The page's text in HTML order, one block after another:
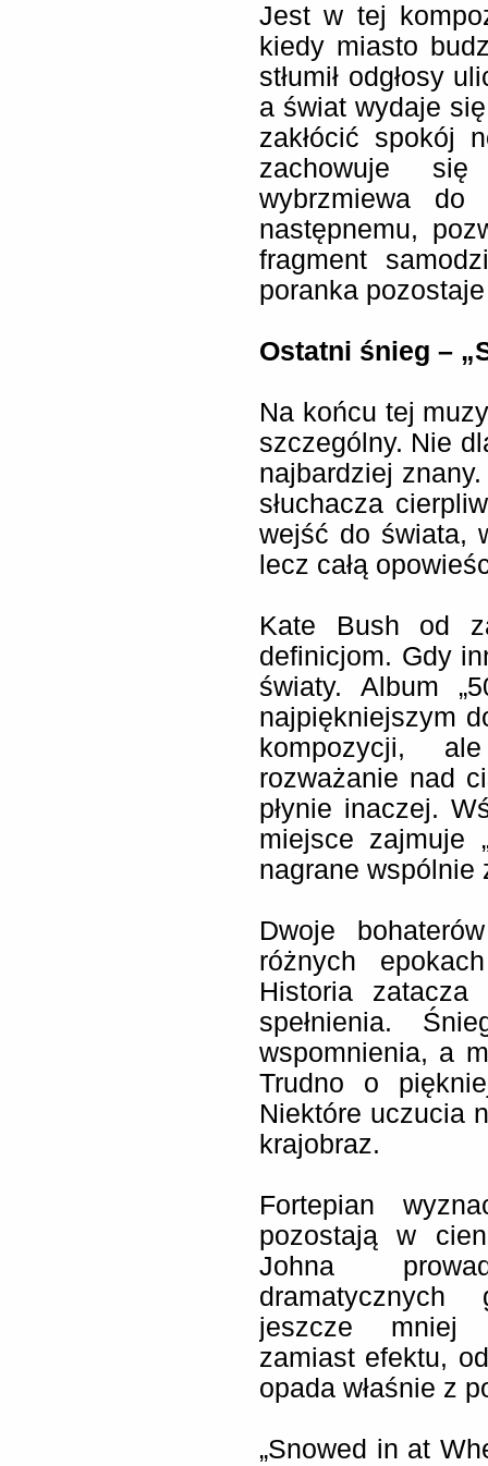
Jest w tej
kiedy miasto
stłumił odgłosy
a świat wydaje
zakłócić spokój
zachowuje
wybrzmiewa
następnemu,
fragment
poranka
Ostatni śnieg – „
Na końcu tej
szczególny. Nie
najbardziej
słuchacza
wejść do świata,
lecz całą
Kate Bush od
definicjom. Gdy
światy. Album
najpiękniejszym
kompozycji,
rozważanie nad
płynie inaczej.
miejsce zajmuje
nagrane wspólnie
Dwoje
różnych
Historia
spełnienia.
wspomnienia, a
Trudno o
Niektóre uczucia
krajobraz.
Fortepian
pozostają w
Johna
dramatycznych
jeszcze mniej
zamiast efektu,
opada właśnie z
„Snowed in at